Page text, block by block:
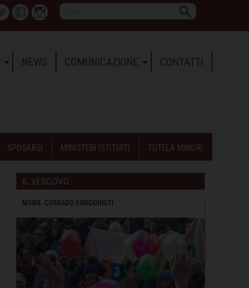
Twitter FacebookInstagram
NEWS COMUNICAZIONE CONTATTI
SPOSARSI MINISTERI ISTITUITI TUTELA MINORI
IL VESCOVO
MONS. CORRADO SANGUINETI